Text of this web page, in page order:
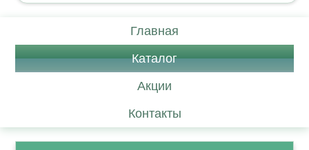
Главная
Каталог
Акции
Контакты